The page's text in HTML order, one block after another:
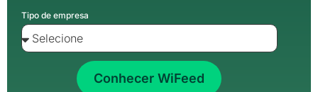
Tipo de empresa
Conhecer WiFeed